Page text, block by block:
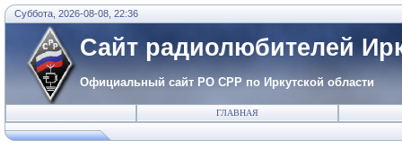
Суббота, 2026-08-08, 22:36
Сайт радиолюбителей
Официальный сайт РО СРР по Иркутской области
ГЛАВНАЯ